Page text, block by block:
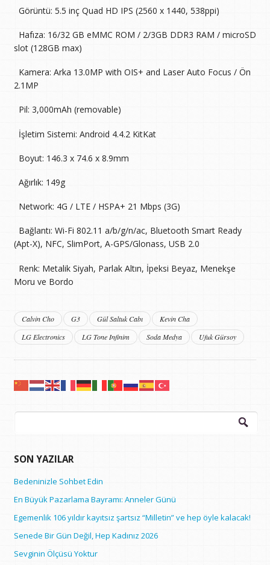
 Görüntü: 5.5 inç Quad HD IPS (2560 x 1440, 538ppi)
 Hafıza: 16/32 GB eMMC ROM / 2/3GB DDR3 RAM / microSD
slot (128GB max)
 Kamera: Arka 13.0MP with OIS+ and Laser Auto Focus / Ön
2.1MP
 Pil: 3,000mAh (removable)
 İşletim Sistemi: Android 4.4.2 KitKat
 Boyut: 146.3 x 74.6 x 8.9mm
 Ağırlık: 149g
 Network: 4G / LTE / HSPA+ 21 Mbps (3G)
 Bağlantı: Wi-Fi 802.11 a/b/g/n/ac, Bluetooth Smart Ready
(Apt-X), NFC, SlimPort, A-GPS/Glonass, USB 2.0
 Renk: Metalik Siyah, Parlak Altın, İpeksi Beyaz, Menekşe
Moru ve Bordo
Calvin Cho G3 Gül Saltuk Cabı
Kevin Cha
LG Electronics
LG Tone Infinim Soda Medya Ufuk Gürsoy
Arama:
SON YAZILAR
Bedeninizle Sohbet Edin
En Büyük Pazarlama Bayramı: Anneler Günü
Egemenlik 106 yıldır kayıtsız şartsız “Milletin” ve hep öyle kalacak!
Senede Bir Gün Değil, Hep Kadınız 2026
Sevginin Ölçüsü Yoktur